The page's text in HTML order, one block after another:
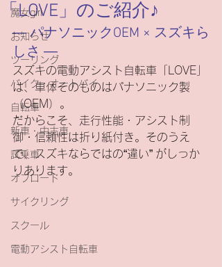
魔女girl
お知らせ
ツーリング
バイク・オートバイ
自転車
新車・中古車
試乗車
オフロード
サイクリング
スクール
電動アシスト自転車
「LOVE」のご紹介♪
― パナソニックOEM × スズキら
しさ ―
スズキの電動アシスト自転車「LOVE」
は、車体そのものはパナソニック製
（OEM）。
だからこそ、走行性能・アシスト制
御・信頼性は折り紙付き。そのうえ
で、スズキならではの“違い” がしっか
りあります。